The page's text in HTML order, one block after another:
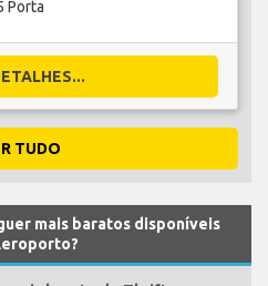
Porta
TUDO
mais baratos disponíveis